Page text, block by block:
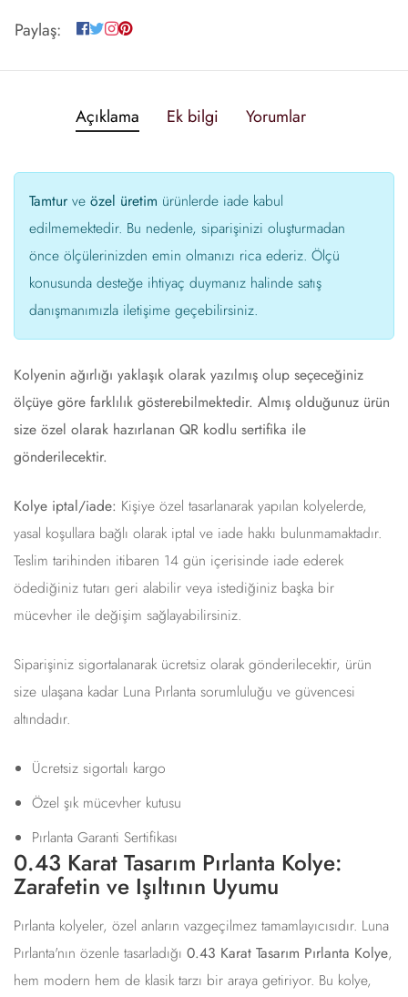
Paylaş:
Açıklama Ek bilgi Yorumlar
Tamtur ve özel üretim ürünlerde iade kabul
edilmemektedir. Bu nedenle, siparişinizi oluşturmadan
önce ölçülerinizden emin olmanızı rica ederiz. Ölçü
konusunda desteğe ihtiyaç duymanız halinde satış
danışmanımızla iletişime geçebilirsiniz.
Kolyenin ağırlığı yaklaşık olarak yazılmış olup seçeceğiniz
ölçüye göre farklılık gösterebilmektedir. Almış olduğunuz ürün
size özel olarak hazırlanan QR kodlu sertifika ile
gönderilecektir.
Kolye iptal/iade: Kişiye özel tasarlanarak yapılan kolyelerde,
yasal koşullara bağlı olarak iptal ve iade hakkı bulunmamaktadır.
Teslim tarihinden itibaren 14 gün içerisinde iade ederek
ödediğiniz tutarı geri alabilir veya istediğiniz başka bir
mücevher ile değişim sağlayabilirsiniz.
Siparişiniz sigortalanarak ücretsiz olarak gönderilecektir, ürün
size ulaşana kadar Luna Pırlanta sorumluluğu ve güvencesi
altındadır.
Ücretsiz sigortalı kargo
Özel şık mücevher kutusu
Pırlanta Garanti Sertifikası
0.43 Karat Tasarım Pırlanta Kolye:
Zarafetin ve Işıltının Uyumu
Pırlanta kolyeler, özel anların vazgeçilmez tamamlayıcısıdır. Luna
Pırlanta'nın özenle tasarladığı 0.43 Karat Tasarım Pırlanta Kolye,
hem modern hem de klasik tarzı bir araya getiriyor. Bu kolye,